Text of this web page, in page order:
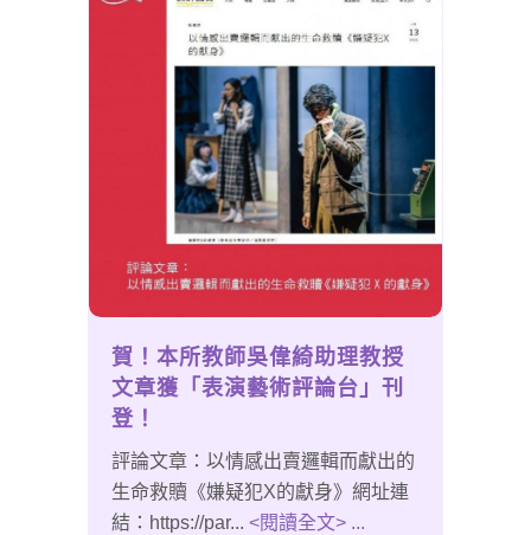
賀！本所教師吳偉綺助理教授
文章獲「表演藝術評論台」刊
登！
評論文章：以情感出賣邏輯而獻出的
生命救贖《嫌疑犯X的獻身》網址連
結：https://par... <閱讀全文> ...